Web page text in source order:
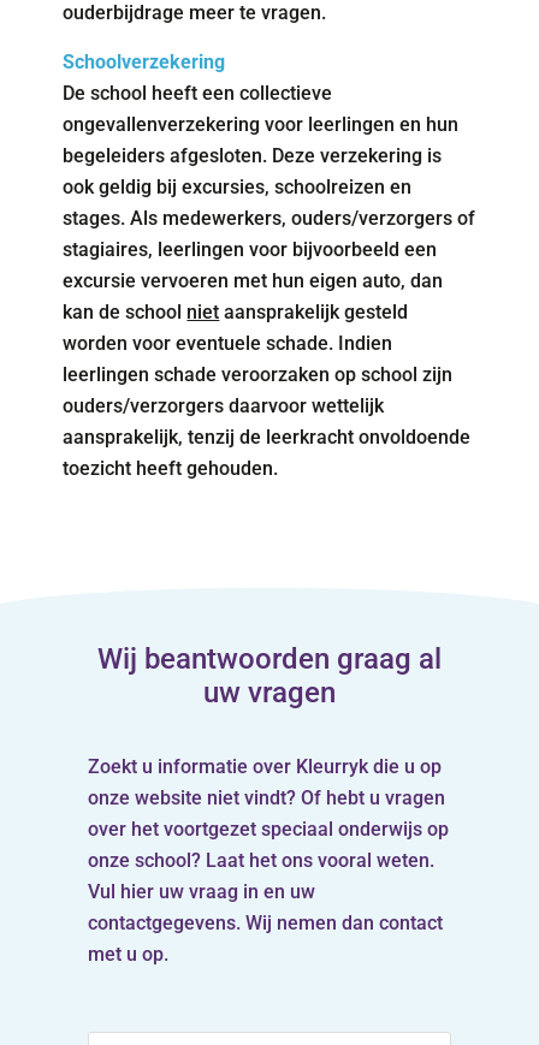
ouderbijdrage meer te vragen.
Schoolverzekering
De school heeft een collectieve
ongevallenverzekering voor leerlingen en hun
begeleiders afgesloten. Deze verzekering is
ook geldig bij excursies, schoolreizen en
stages. Als medewerkers, ouders/verzorgers of
stagiaires, leerlingen voor bijvoorbeeld een
excursie vervoeren met hun eigen auto, dan
kan de school niet aansprakelijk gesteld
worden voor eventuele schade. Indien
leerlingen schade veroorzaken op school zijn
ouders/verzorgers daarvoor wettelijk
aansprakelijk, tenzij de leerkracht onvoldoende
toezicht heeft gehouden.
Wij beantwoorden graag al
uw vragen
Zoekt u informatie over Kleurryk die u op
onze website niet vindt? Of hebt u vragen
over het voortgezet speciaal onderwijs op
onze school? Laat het ons vooral weten.
Vul hier uw vraag in en uw
contactgegevens. Wij nemen dan contact
met u op.